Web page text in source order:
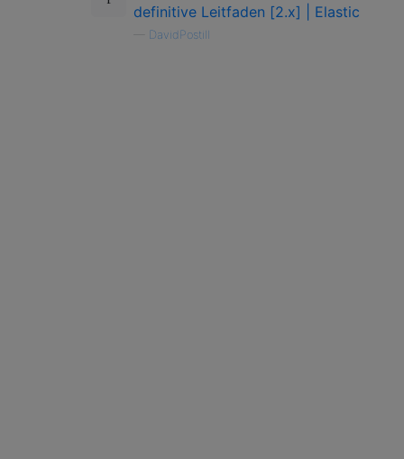
definitive Leitfaden [2.x] | Elastic
DavidPostill